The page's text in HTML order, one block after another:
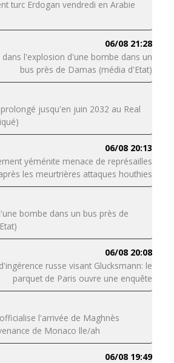
turc Erdogan vendredi en Arabie
06/08 21:28
dans l'explosion d'une bombe dans un
bus près de Damas (média d'Etat)
prolongé jusqu'en juin 2032 au Real
06/08 20:13
yéménite menace de représailles
les meurtrières attaques houthies
bombe dans un bus près de
06/08 20:08
russe visant Glucksmann: le
parquet de Paris ouvre une enquête
l'arrivée de Maghnès
de Monaco lle/ah
06/08 19:49